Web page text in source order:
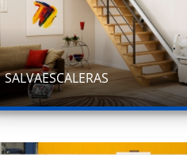
SALVAESCALERAS